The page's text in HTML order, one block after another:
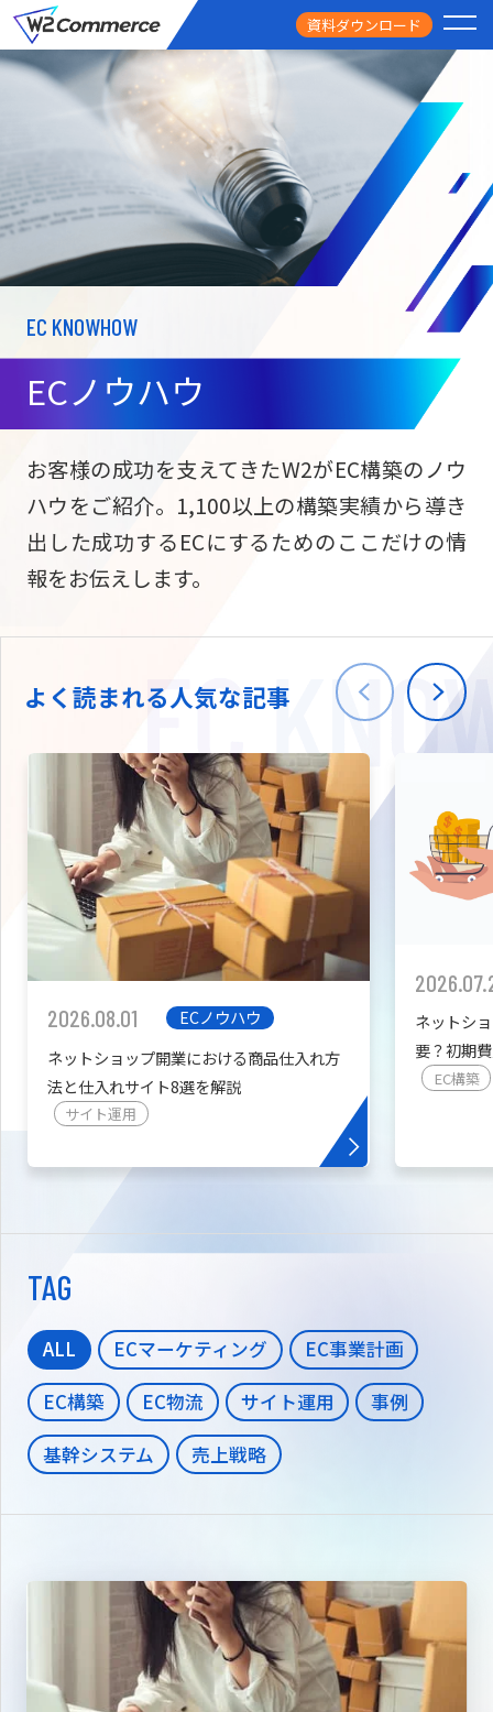
資料ダウンロード
サービス
ECサイト構築
サブスク/定期通販
ECサイト構築
海外進出・現地
W2
拡張プラグイン一覧
カスタマイズ開発
PRICE
料金
FEATURE
導入事例
USEFUL
お役立ち情報
NEWS
ニュース
会社情報
TW
EC KNOWHOW
ECノウハウ
お客様の成功を支えてきたW2がEC構築のノウ
ハウをご紹介。1,100以上の構築実績から導き
出した成功するECにするためのここだけの情
報をお伝えします。
よく読まれる人気な記事
2026.08.01
ECノウハウ
ネットショップ開業における商品仕入れ方
法と仕入れサイト8選を解説
サイト運用
ネットシ
要？初期
を紹介
EC構築
TAG
ALL ECマーケティング
EC事業計画
EC構築
EC物流 サイト運用
事例
基幹システム
売上戦略